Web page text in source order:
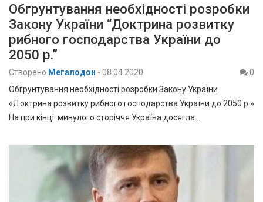
Обгрунтування необхідності розробки
Закону України “Доктрина розвитку
рибного господарства України до
2050 р.”
Створено Мегалодон - 08.04.2020
0
Обґрунтування необхідності розробки Закону України
«Доктрина розвитку рибного господарства України до 2050 р.»
На при кінці минулого сторіччя Україна досягла…